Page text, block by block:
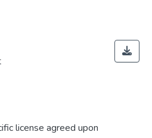
license agreed upon